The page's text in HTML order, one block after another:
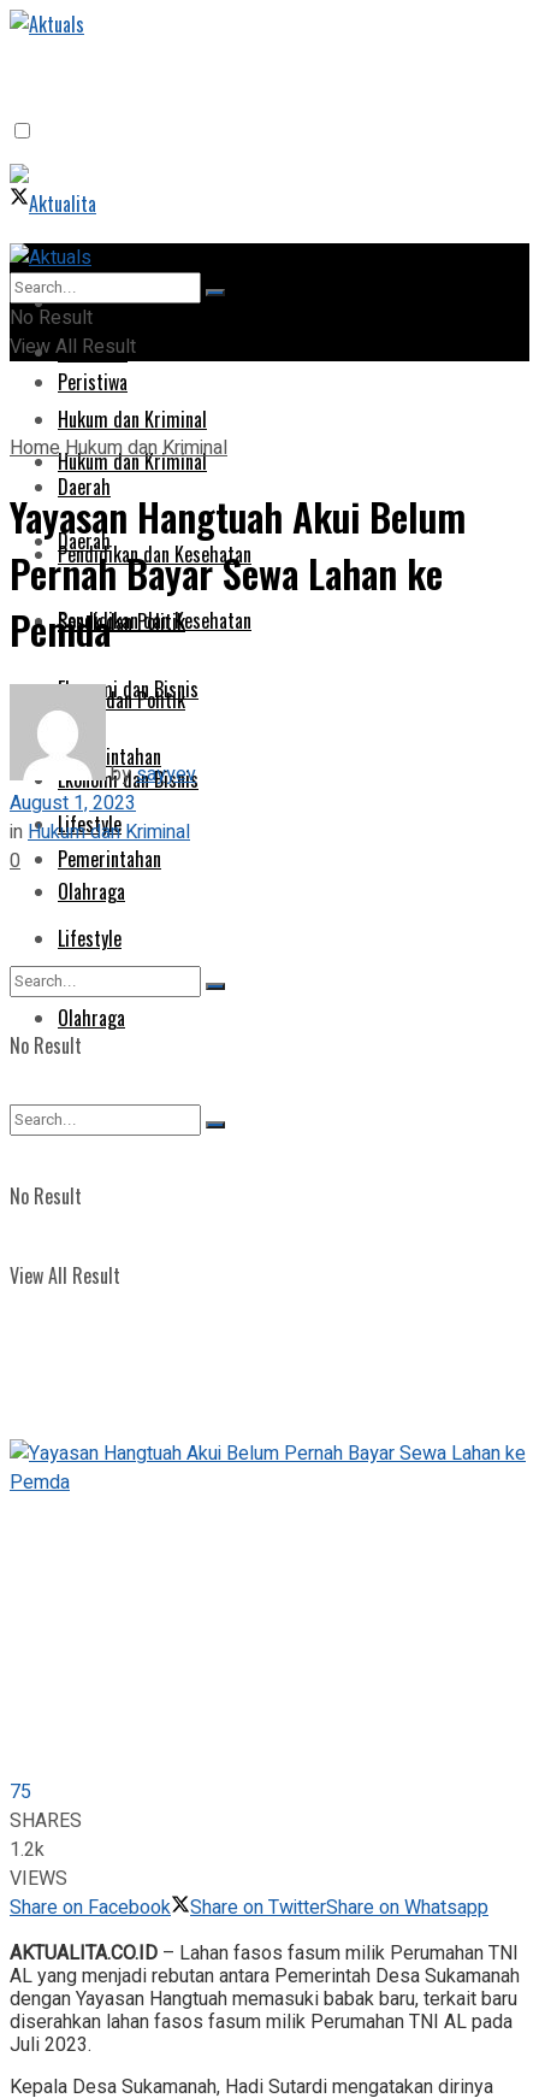
Home
Peristiwa
Hukum dan Kriminal
Daerah
Pendidikan dan Kesehatan
Sosok dan Politik
Ekonomi dan Bisnis
Pemerintahan
Lifestyle
Olahraga
No Result
View All Result
Home
Peristiwa
Hukum dan Kriminal
Daerah
Pendidikan dan Kesehatan
Sosok dan Politik
Ekonomi dan Bisnis
Pemerintahan
Lifestyle
Olahraga
No Result
View All Result
No Result
View All Result
HomeHukum dan Kriminal
Yayasan Hangtuah Akui Belum
Pernah Bayar Sewa Lahan ke
Pemda
bysayyev
August 1, 2023
inHukum dan Kriminal
0
75
SHARES
1.2k
VIEWS
Share on Facebook
Share on TwitterShare on Whatsapp
AKTUALITA.CO.ID – Lahan fasos fasum milik Perumahan TNI
AL yang menjadi rebutan antara Pemerintah Desa Sukamanah
dengan Yayasan Hangtuah memasuki babak baru, terkait baru
diserahkan lahan fasos fasum milik Perumahan TNI AL pada
Juli 2023.
Kepala Desa Sukamanah, Hadi Sutardi mengatakan dirinya